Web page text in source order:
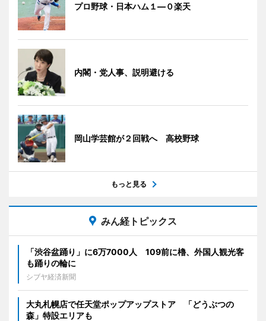
プロ野球・日本ハム１―０楽天
内閣・党人事、説明避ける
岡山学芸館が２回戦へ 高校野球
もっと見る
みん経トピックス
「渋谷盆踊り」に6万7000人 109前に櫓、外国人観光客
も踊りの輪に
シブヤ経済新聞
大丸札幌店で任天堂ポップアップストア 「どうぶつの
森」特設エリアも